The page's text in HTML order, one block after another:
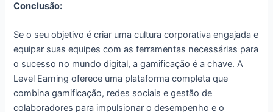
Conclusão:
Se o seu objetivo é criar uma cultura corporativa engajada e
equipar suas equipes com as ferramentas necessárias para
o sucesso no mundo digital, a gamificação é a chave. A
Level Earning oferece uma plataforma completa que
combina gamificação, redes sociais e gestão de
colaboradores para impulsionar o desempenho e o